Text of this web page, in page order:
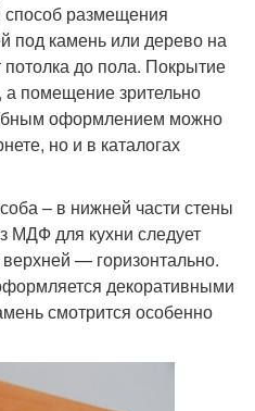
размещения
под камень или дерево на
до пола. Покрытие
а помещение зрительно
оформлением можно
но и в каталогах
– в нижней части стены
МДФ для кухни следует
— горизонтально.
декоративными
смотрится особенно